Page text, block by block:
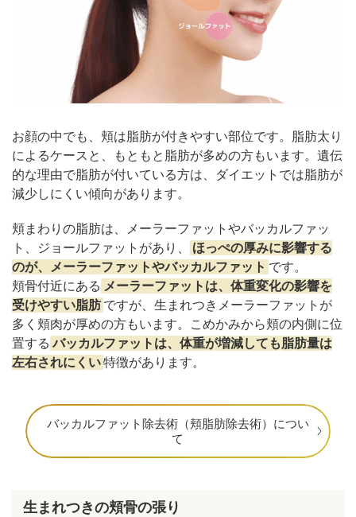
お顔の中でも、頬は脂肪が付きやすい部位です。脂肪太り
によるケースと、もともと脂肪が多めの方もいます。遺伝
的な理由で脂肪が付いている方は、ダイエットでは脂肪が
減少しにくい傾向があります。
頬まわりの脂肪は、メーラーファットやバッカルファッ
ト、ジョールファットがあり、
ほっぺの厚みに影響する
のが、メーラーファットやバッカルファット です。
頬骨付近にある メーラーファットは、体重変化の影響を
受けやすい脂肪 ですが、生まれつきメーラーファットが
多く頬肉が厚めの方もいます。こめかみから頬の内側に位
置する バッカルファットは、体重が増減しても脂肪量は
左右されにくい特徴があります。
バッカルファット除去術（頬脂肪除去術）につい
て
生まれつきの頬骨の張り